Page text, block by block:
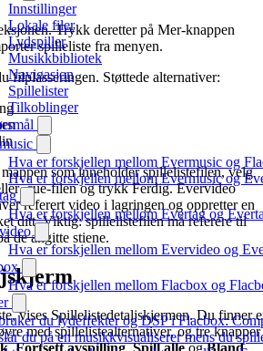
Innstillinger
Lokale filer
Lydspiller
Musikkbibliotek
Navigasjon
Spillelister
Tilkoblinger
Hva er forskjellen mellom Evermusic og
Hva er forskjellen mellom Evermusic og
Hva er forskjellen mellom Evertag og
Hva er forskjellen mellom Evervideo og
Hva er forskjellen mellom Flacbox og
du lydeffekter og DSP i Flacbox:
du på en musikkvisualiserer mens du
Trykk deretter på Mer-knappen
spilleliste fra menyen.
filplasseringen. Støttede alternativer:
som inneholder spillelistefilen, velg
.cue-filen og trykk Ferdig. Evervideo
referert video i lagringen og oppretter en
ditt. Viktig: spillelistefilen må referere til
de angitte stiene.
vises Spillelistedetaljskjermen. Du finner
med spillelistealternativer, og tre knapper